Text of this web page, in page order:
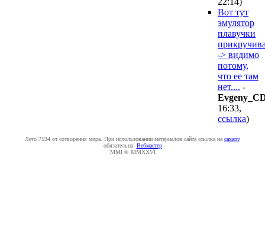
Вот тут
эмулятор
плавучки
-> видимо
потому,
что ее там
нет.... -
16:33,
ссылка)
Лето 7534 от сотворения мира. При использовании материалов сайта ссылка на caxapу
обязательна. Вебмастер
MMI © MMXXVI